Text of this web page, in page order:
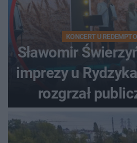
KONCERT U
Sławomir
imprezy u
rozgrzał
Toruniu